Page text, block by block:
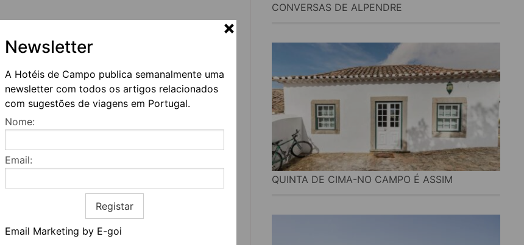
Newsletter
A Hotéis de Campo publica semanalmente uma
newsletter com todos os artigos relacionados
com sugestões de viagens em Portugal.
Nome:
Email:
Registar
Email Marketing by E-goi
CONVERSAS DE ALPENDRE
QUINTA DE CIMA-NO CAMPO É ASSIM